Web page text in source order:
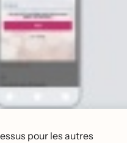
pour les autres